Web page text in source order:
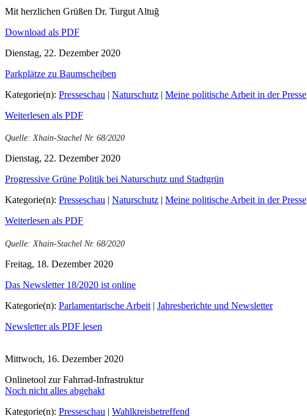
Mit herzlichen Grüßen Dr. Turgut Altuğ
Download als PDF
Dienstag, 22. Dezember 2020
Parkplätze zu Baumscheiben
Kategorie(n): Presseschau | Naturschutz | Meine politische Arbeit in der Presse
Weiterlesen als PDF
Quelle: Xhain-Stachel Nr. 68/2020
Dienstag, 22. Dezember 2020
Progressive Grüne Politik bei Naturschutz und Stadtgrün
Kategorie(n): Presseschau | Naturschutz | Meine politische Arbeit in der Presse
Weiterlesen als PDF
Quelle: Xhain-Stachel Nr. 68/2020
Freitag, 18. Dezember 2020
Das Newsletter 18/2020 ist online
Kategorie(n): Parlamentarische Arbeit | Jahresberichte und Newsletter
Newsletter als PDF lesen
Mittwoch, 16. Dezember 2020
Onlinetool zur Fahrrad-Infrastruktur
Noch nicht alles abgehakt
Kategorie(n): Presseschau | Wahlkreisbetreffend